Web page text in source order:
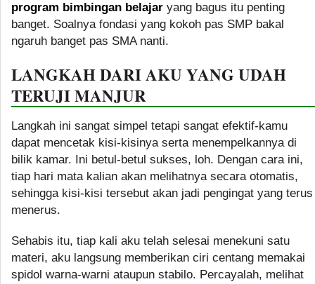
program bimbingan belajar yang bagus itu penting
banget. Soalnya fondasi yang kokoh pas SMP bakal
ngaruh banget pas SMA nanti.
LANGKAH DARI AKU YANG UDAH
TERUJI MANJUR
Langkah ini sangat simpel tetapi sangat efektif-kamu
dapat mencetak kisi-kisinya serta menempelkannya di
bilik kamar. Ini betul-betul sukses, loh. Dengan cara ini,
tiap hari mata kalian akan melihatnya secara otomatis,
sehingga kisi-kisi tersebut akan jadi pengingat yang terus
menerus.
Sehabis itu, tiap kali aku telah selesai menekuni satu
materi, aku langsung memberikan ciri centang memakai
spidol warna-warni ataupun stabilo. Percayalah, melihat